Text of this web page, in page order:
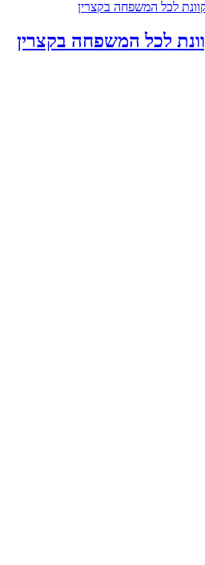
לכל המשפחה בקצרין